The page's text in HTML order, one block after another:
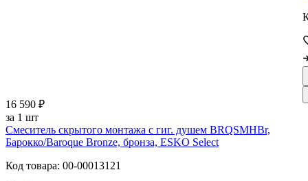
16 590 ₽
за 1 шт
Смеситель скрытого монтажа с гиг. душем BRQSMHBr,
Барокко/Baroque Bronze, бронза, ESKO Select
Код товара: 00-00013121